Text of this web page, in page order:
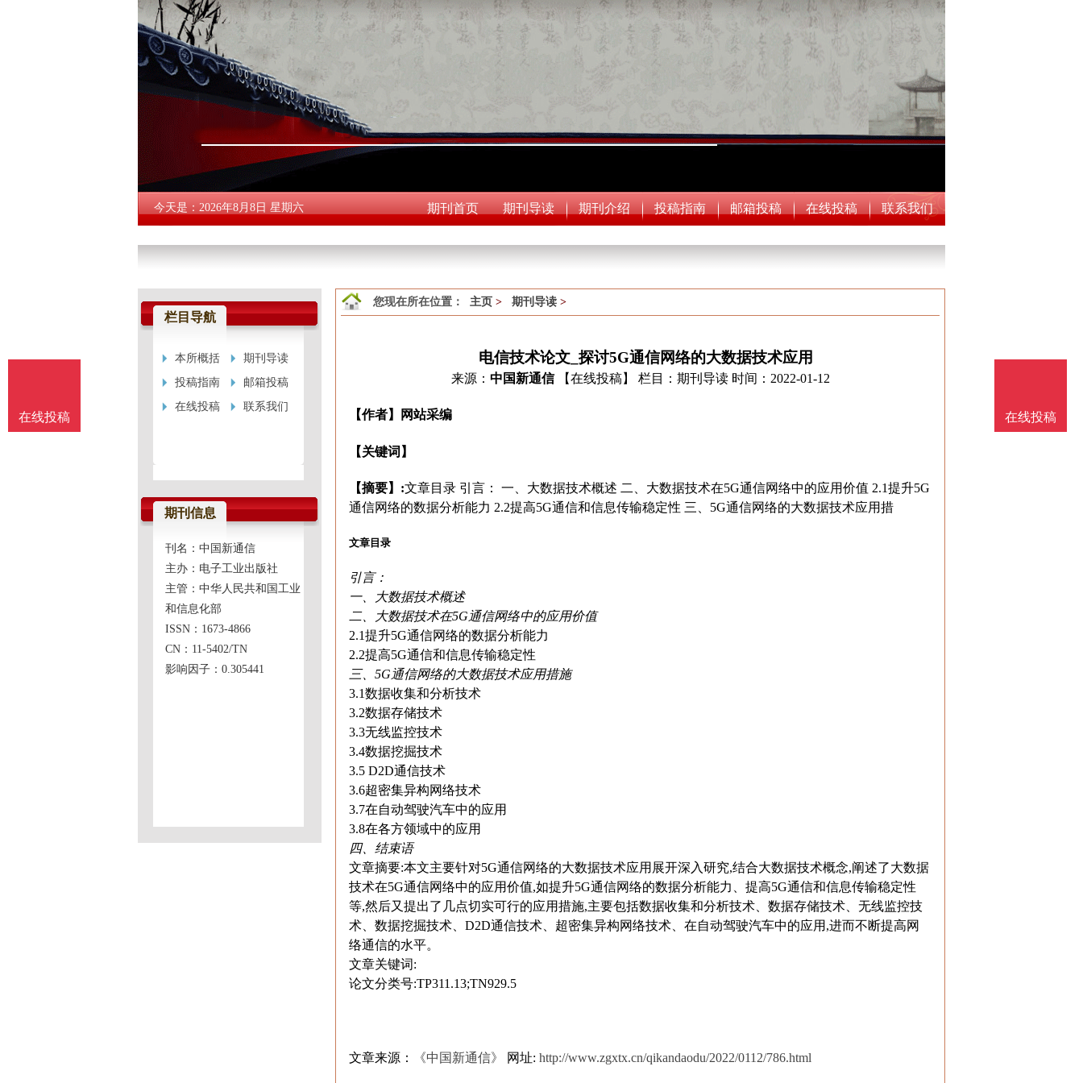
今天是：2026年8月8日 星期六 期刊首页 期刊导读 期刊介绍 投稿指南 邮箱投稿 在线投稿 联系我们
栏目导航
本所概括
期刊导读
投稿指南
邮箱投稿
在线投稿
联系我们
期刊信息
刊名：中国新通信
主办：电子工业出版社
主管：中华人民共和国工业
和信息化部
ISSN：1673-4866
CN：11-5402/TN
影响因子：0.305441
您现在所在位置： 主页 > 期刊导读 >
电信技术论文_探讨5G通信网络的大数据技术应用
来源： 中国新通信 【在线投稿】 栏目： 期刊导读时间：2022-01-12
【作者】网站采编
【关键词】
【摘要】:文章目录 引言： 一、大数据技术概述 二、大数据技术在5G通信网络中的应用价值 2.1提升5G
通信网络的数据分析能力 2.2提高5G通信和信息传输稳定性 三、5G通信网络的大数据技术应用措
文章目录
引言：
一、大数据技术概述
二、大数据技术在5G通信网络中的应用价值
2.1提升5G通信网络的数据分析能力
2.2提高5G通信和信息传输稳定性
三、5G通信网络的大数据技术应用措施
3.1数据收集和分析技术
3.2数据存储技术
3.3无线监控技术
3.4数据挖掘技术
3.5 D2D通信技术
3.6超密集异构网络技术
3.7在自动驾驶汽车中的应用
3.8在各方领域中的应用
四、结束语
文章摘要:本文主要针对5G通信网络的大数据技术应用展开深入研究,结合大数据技术概念,阐述了大数据
技术在5G通信网络中的应用价值,如提升5G通信网络的数据分析能力、提高5G通信和信息传输稳定性
等,然后又提出了几点切实可行的应用措施,主要包括数据收集和分析技术、数据存储技术、无线监控技
术、数据挖掘技术、D2D通信技术、超密集异构网络技术、在自动驾驶汽车中的应用,进而不断提高网
络通信的水平。
文章关键词:
论文分类号:TP311.13;TN929.5
文章来源： 《中国新通信》 网址: http://www.zgxtx.cn/qikandaodu/2022/0112/786.html
在线投稿
在线投稿